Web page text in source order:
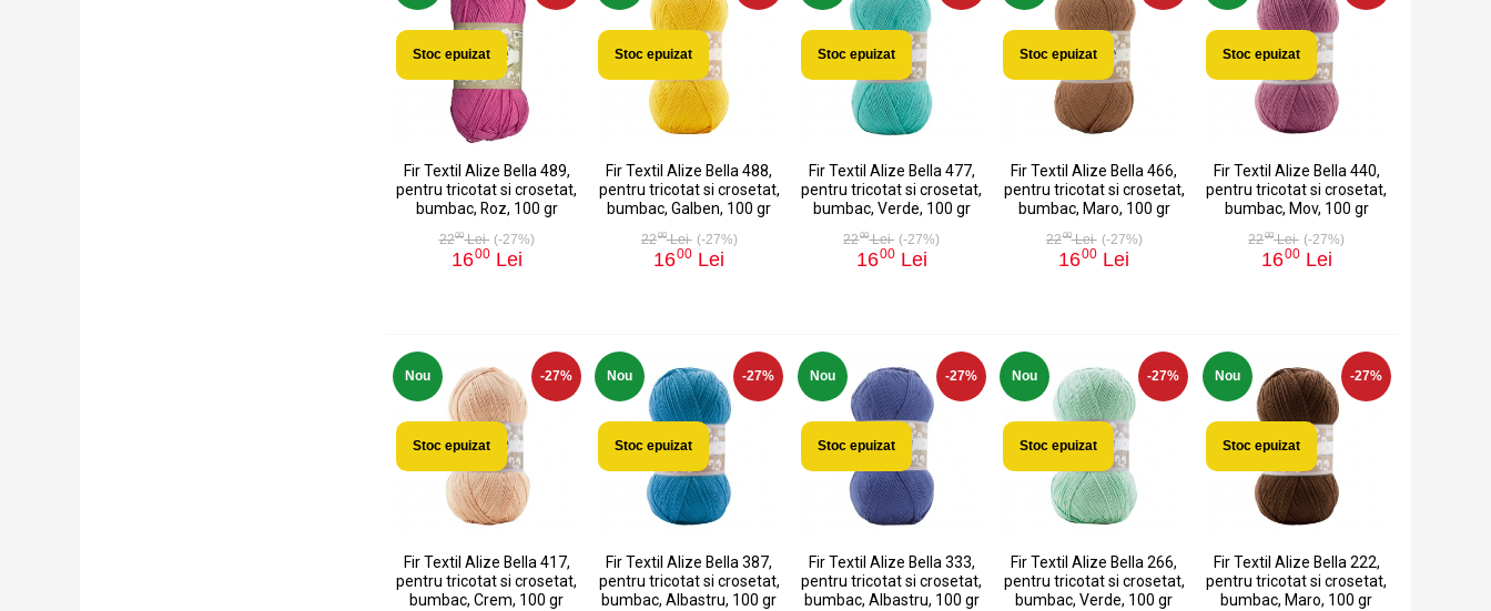
Stoc epuizat
Fir Textil Alize Bella 489,
pentru tricotat si crosetat,
bumbac, Roz, 100 gr
2200Lei (-27%)
1600Lei
Stoc epuizat
Fir Textil Alize Bella 488,
pentru tricotat si crosetat,
bumbac, Galben, 100 gr
2200Lei (-27%)
1600 Lei
Stoc epuizat
Fir Textil Alize Bella 477,
pentru tricotat si crosetat,
bumbac, Verde, 100 gr
2200Lei (-27%)
1600Lei
Stoc epuizat
Fir Textil Alize Bella 466,
pentru tricotat si crosetat,
bumbac, Maro, 100 gr
2200Lei (-27%)
1600 Lei
Stoc epuizat
Fir Textil Alize Bella 440,
pentru tricotat si crosetat,
bumbac, Mov, 100 gr
2200Lei (-27%)
1600Lei
Nou -27%
Stoc epuizat
Fir Textil Alize Bella 417,
pentru tricotat si crosetat,
bumbac, Crem, 100 gr
Nou -27%
Stoc epuizat
Fir Textil Alize Bella 387,
pentru tricotat si crosetat,
bumbac, Albastru, 100 gr
Nou -27%
Stoc epuizat
Fir Textil Alize Bella 333,
pentru tricotat si crosetat,
bumbac, Albastru, 100 gr
Nou -27%
Stoc epuizat
Fir Textil Alize Bella 266,
pentru tricotat si crosetat,
bumbac, Verde, 100 gr
Nou -27%
Stoc epuizat
Fir Textil Alize Bella 222,
pentru tricotat si crosetat,
bumbac, Maro, 100 gr